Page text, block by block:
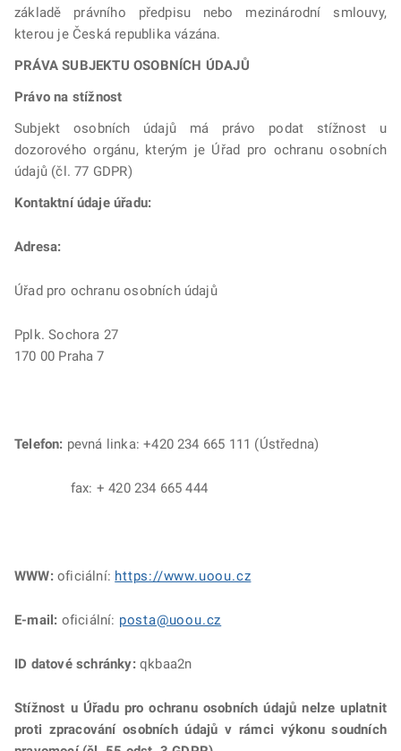
základě právního předpisu nebo mezinárodní smlouvy,
kterou je Česká republika vázána.
PRÁVA SUBJEKTU OSOBNÍCH ÚDAJŮ
Právo na stížnost
Subjekt osobních údajů má právo podat stížnost u
dozorového orgánu, kterým je Úřad pro ochranu osobních
údajů (čl. 77 GDPR)
Kontaktní údaje úřadu:
Adresa:
Úřad pro ochranu osobních údajů
Pplk. Sochora 27
170 00 Praha 7
Telefon: pevná linka: +420 234 665 111 (Ústředna)
fax: + 420 234 665 444
WWW:oficiální: https://www.uoou.cz
E-mail: oficiální: posta@uoou.cz
ID datové schránky: qkbaa2n
Stížnost u Úřadu pro ochranu osobních údajů nelze uplatnit
proti zpracování osobních údajů v rámci výkonu soudních